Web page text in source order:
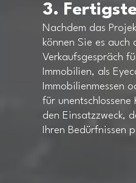
3.
Nachdem das
können Sie es
Verkaufsgespräch
Immobilien, als
Immobilienmessen
für unentschlossene
den Einsatzzweck,
Ihren Bedürfnissen